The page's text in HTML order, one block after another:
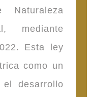
Naturaleza
mediante
Esta ley
como un
el desarrollo